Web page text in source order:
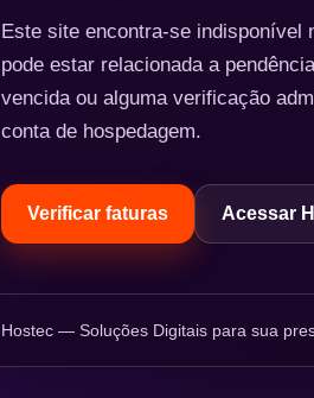
Este site encontra-se indisponível
pode estar relacionada a
vencida ou alguma verificação
conta de hospedagem.
Verificar faturas Acessar
Hostec — Soluções Digitais para sua